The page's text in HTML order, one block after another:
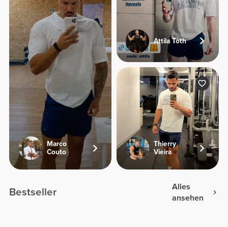
Marco
Couto
Attila Toth
Thierry
Vieira
Bestseller
Alles
ansehen